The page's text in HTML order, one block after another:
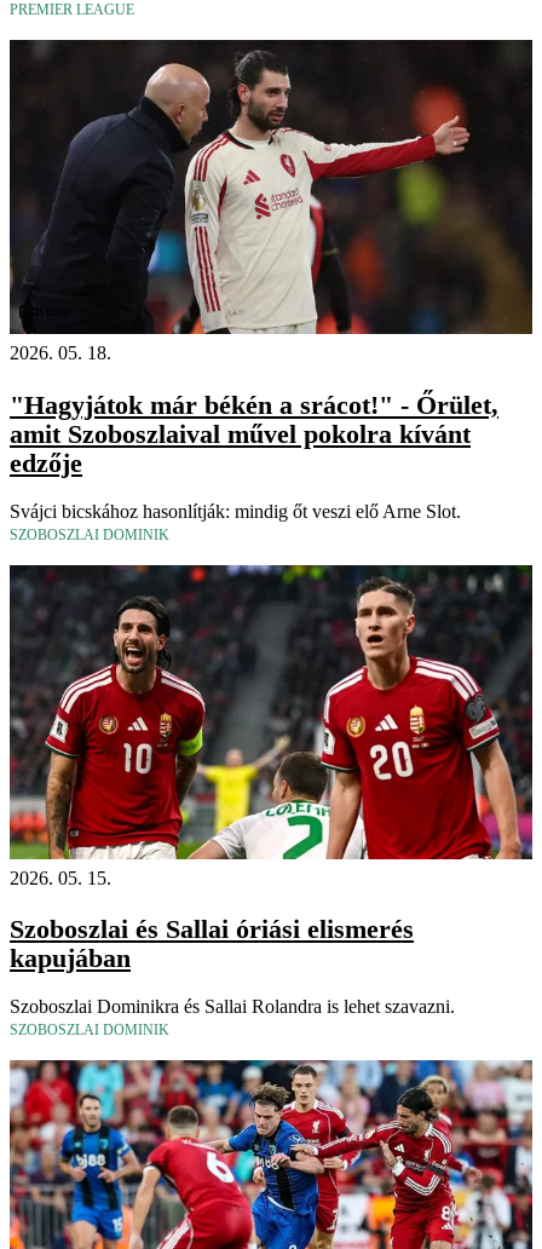
PREMIER LEAGUE
2026. 05. 18.
"Hagyjátok már békén a srácot!" - Őrület,
amit Szoboszlaival művel pokolra kívánt
edzője
Svájci bicskához hasonlítják: mindig őt veszi elő Arne Slot.
SZOBOSZLAI DOMINIK
2026. 05. 15.
Szoboszlai és Sallai óriási elismerés
kapujában
Szoboszlai Dominikra és Sallai Rolandra is lehet szavazni.
SZOBOSZLAI DOMINIK